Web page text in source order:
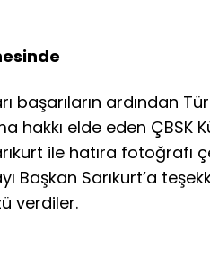
başarıların ardından
hakkı elde eden ÇBSK
ile hatıra fotoğrafı
Başkan Sarıkurt’a
verdiler.